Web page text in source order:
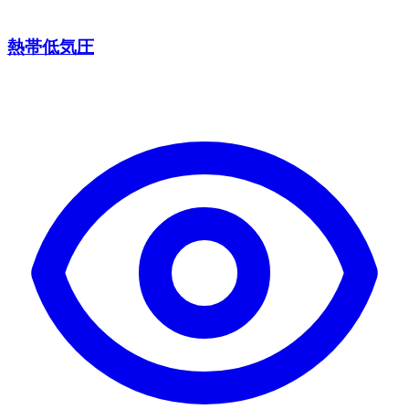
熱帯低気圧